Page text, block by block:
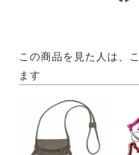
この商品を見た人は、
ます